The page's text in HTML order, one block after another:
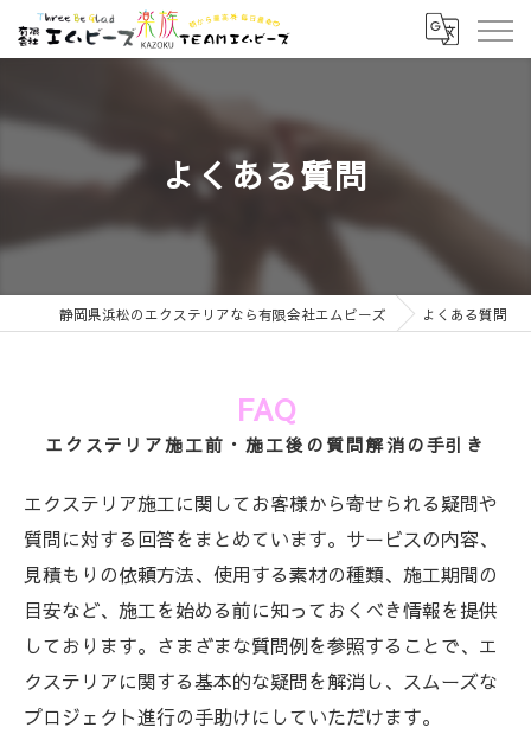
よくある質問
静岡県浜松のエクステリアなら有限会社エムビーズ よくある質問
エクステリア施工前・施工後の質問解消の手引き
FAQ
エクステリア施工に関してお客様から寄せられる疑問や
質問に対する回答をまとめています。サービスの内容、
見積もりの依頼方法、使用する素材の種類、施工期間の
目安など、施工を始める前に知っておくべき情報を提供
しております。さまざまな質問例を参照することで、エ
クステリアに関する基本的な疑問を解消し、スムーズな
プロジェクト進行の手助けにしていただけます。